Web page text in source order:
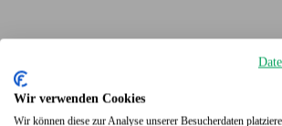
Wir verwenden Cookies
Wir können diese zur Analyse unserer Besucherdaten